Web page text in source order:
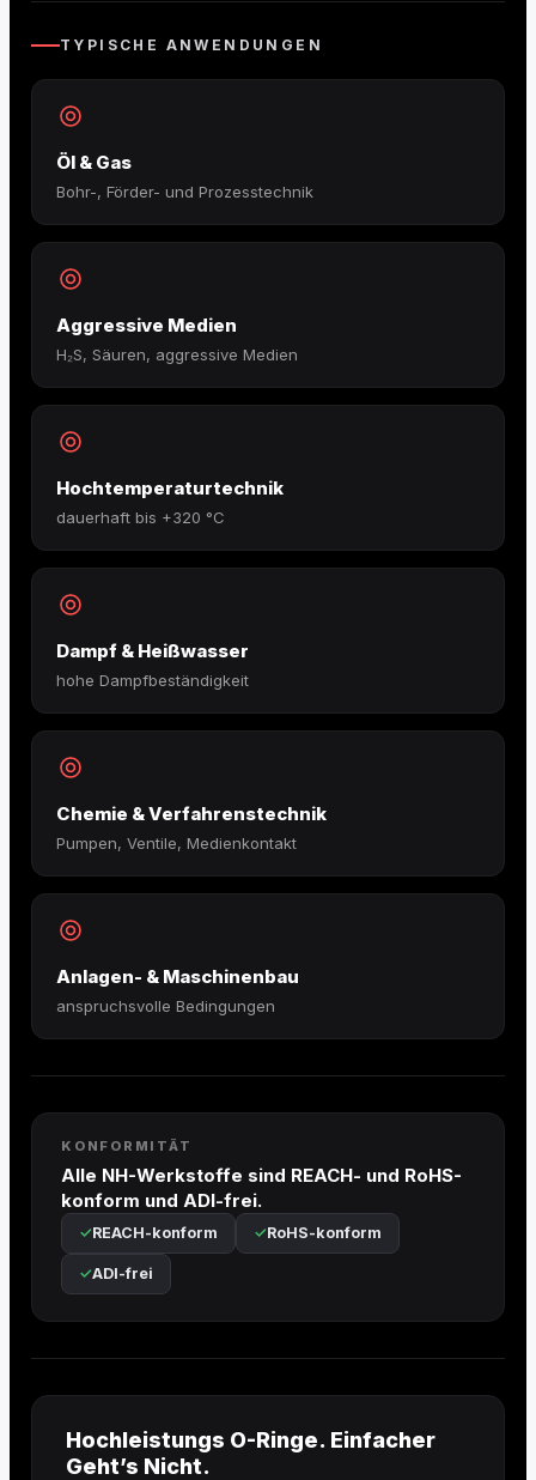
TYPISCHE ANWENDUNGEN
Öl & Gas
Bohr-, Förder- und Prozesstechnik
Aggressive Medien
H₂S, Säuren, aggressive Medien
Hochtemperaturtechnik
dauerhaft bis +320 °C
Dampf & Heißwasser
hohe Dampfbeständigkeit
Chemie & Verfahrenstechnik
Pumpen, Ventile, Medienkontakt
Anlagen- & Maschinenbau
anspruchsvolle Bedingungen
KONFORMITÄT
Alle NH-Werkstoffe sind REACH- und RoHS-
konform und ADI-frei.
REACH-konform RoHS-konform
ADI-frei
Hochleistungs O-Ringe. Einfacher
Geht’s Nicht.